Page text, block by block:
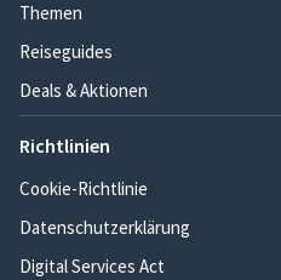
Themen
Reiseguides
Deals & Aktionen
Richtlinien
Cookie-Richtlinie
Datenschutzerklärung
Digital Services Act